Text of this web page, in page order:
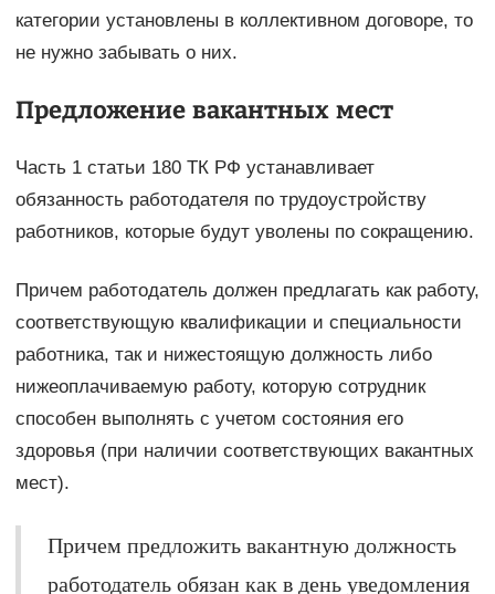
категории установлены в коллективном договоре, то
не нужно забывать о них.
Предложение вакантных мест
Часть 1 статьи 180 ТК РФ устанавливает
обязанность работодателя по трудоустройству
работников, которые будут уволены по сокращению.
Причем работодатель должен предлагать как работу,
соответствующую квалификации и специальности
работника, так и нижестоящую должность либо
нижеоплачиваемую работу, которую сотрудник
способен выполнять с учетом состояния его
здоровья (при наличии соответствующих вакантных
мест).
Причем предложить вакантную должность
работодатель обязан как в день уведомления